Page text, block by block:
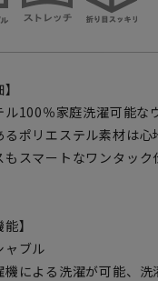
100％家庭洗濯可能な
ポリエステル素材は心
もスマートなワンタッ
】
ブル
機による洗濯が可能、